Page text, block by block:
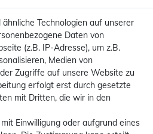
Technologien auf unserer
Daten von
(z.B. IP-Adresse), um z.B.
Medien von
Zugriffe auf unsere Website zu
erfolgt erst durch gesetzte
mit Dritten, die wir in den
Einwilligung oder aufgrund eines